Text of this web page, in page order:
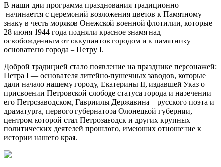
В наши дни программа празднования традиционно
начинается с церемоний возложения цветов к Памятному
знаку в честь моряков Онежской военной флотилии, которые
28 июня 1944 года подняли красное знамя над
освобожденным от оккупантов городом и к памятнику
основателю города – Петру I.
Доброй традицией стало появление на празднике персонажей:
Петра I — основателя литейно-пушечных заводов, которые
дали начало нашему городу, Екатерины II, издавшей Указ о
присвоении Петровской слободе статуса города и наречении
его Петрозаводском, Гавриилы Державина – русского поэта и
драматурга, первого губернатора Олонецкой губернии,
центром которой стал Петрозаводск и других крупных
политических деятелей прошлого, имеющих отношение к
истории нашего края.